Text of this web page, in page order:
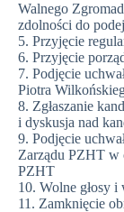
Walnego
zdolności do
5. Przyjęcie
6. Przyjęcie
7. Podjęcie
Piotra
8. Zgłaszanie
i dyskusja nad
9. Podjęcie
Zarządu PZHT w
PZHT
10. Wolne głosy i
11. Zamknięcie